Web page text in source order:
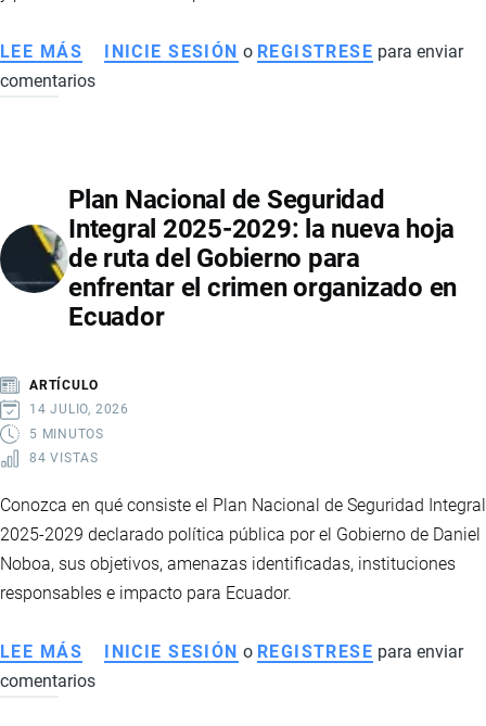
LEE MÁS SOBRE
REFORMA
ECUADOR:
IMPLICACIONES
ECONÓMICAS,
EMPLEO
Y
INICIE SESIÓN o REGISTRESE para enviar
comentarios
Plan Nacional de Seguridad
Integral 2025-2029: la nueva hoja
de ruta del Gobierno para
enfrentar el crimen organizado en
Ecuador
ARTÍCULO
14 JULIO, 2026
5 MINUTOS
84 VISTAS
Conozca en qué consiste el Plan Nacional de Seguridad Integral
2025-2029 declarado política pública por el Gobierno de Daniel
Noboa, sus objetivos, amenazas identificadas, instituciones
responsables e impacto para Ecuador.
LEE MÁS SOBRE
PLAN
INICIE SESIÓN o REGISTRESE para enviar
comentarios